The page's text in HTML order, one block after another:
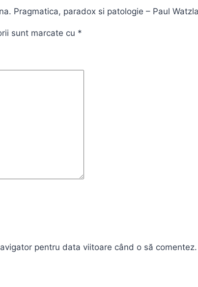
Pragmatica, paradox si patologie – Paul
sunt marcate cu *
pentru data viitoare când o să comentez.